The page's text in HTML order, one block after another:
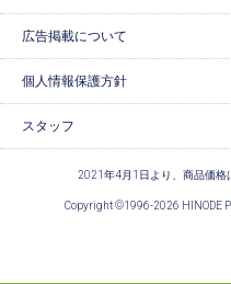
広告掲載について
個人情報保護方針
スタッフ
2021年4月1日より、商品価格
Copyright ©1996-2026 HINODE